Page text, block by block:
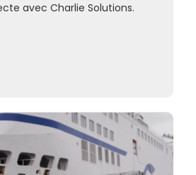
avec Charlie Solutions.